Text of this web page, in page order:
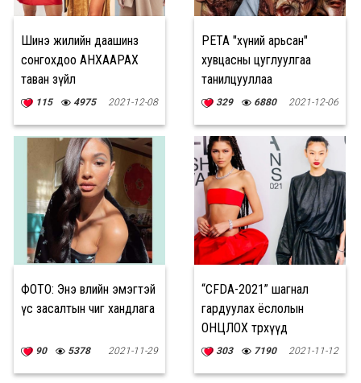
Шинэ жилийн даашинз
сонгохдоо АНХААРАХ
таван зүйл
115 4975 2021-12-08
PETA "хүний арьсан"
хувцасны цуглуулгаа
танилцууллаа
329 6880 2021-12-06
ФОТО: Энэ өвлийн эмэгтэй
үс засалтын чиг хандлага
90 5378 2021-11-29
“CFDA-2021” шагнал
гардуулах ёслолын
ОНЦЛОХ төрхүүд
303 7190 2021-11-12